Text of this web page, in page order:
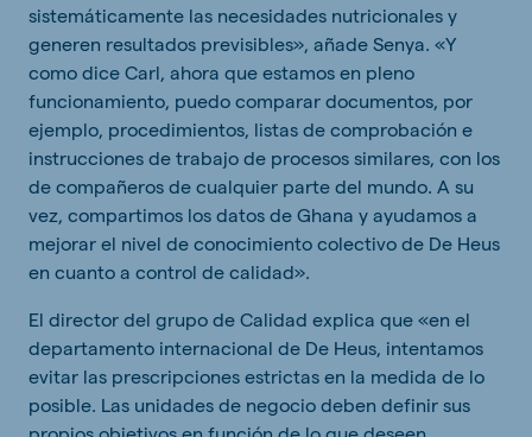
sistemáticamente las necesidades nutricionales y
generen resultados previsibles», añade Senya. «Y
como dice Carl, ahora que estamos en pleno
funcionamiento, puedo comparar documentos, por
ejemplo, procedimientos, listas de comprobación e
instrucciones de trabajo de procesos similares, con los
de compañeros de cualquier parte del mundo. A su
vez, compartimos los datos de Ghana y ayudamos a
mejorar el nivel de conocimiento colectivo de De Heus
en cuanto a control de calidad».
El director del grupo de Calidad explica que «en el
departamento internacional de De Heus, intentamos
evitar las prescripciones estrictas en la medida de lo
posible. Las unidades de negocio deben definir sus